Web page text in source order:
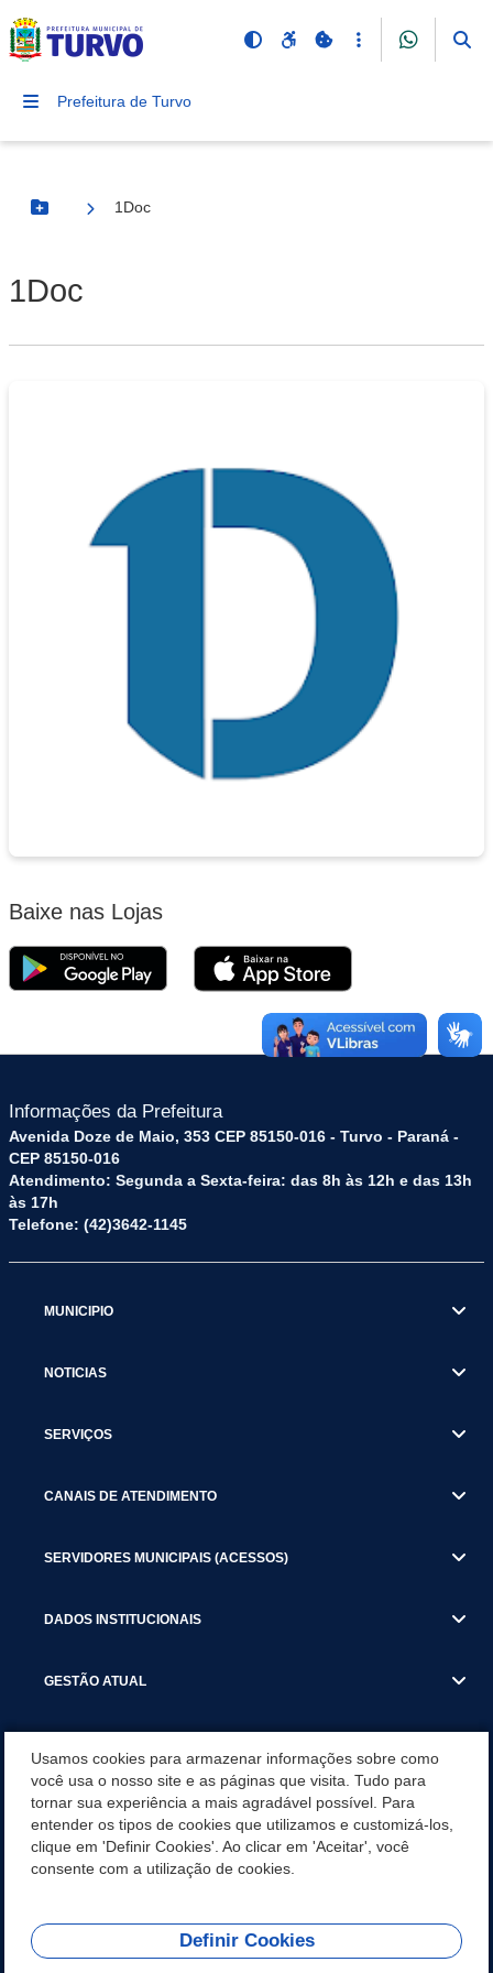
Prefeitura de Turvo
Botão Menu
1Doc
1Doc
Baixe nas Lojas
Baixar 1Doc no Google PlayBaixar 1Doc na App
Informações da Prefeitura
Avenida Doze de Maio, 353 CEP 85150-016 - Turvo - Paraná -
CEP 85150-016
Atendimento: Segunda a Sexta-feira: das 8h às 12h e das 13h
às 17h
Telefone: (42)3642-1145
MUNICIPIO
NOTICIAS
SERVIÇOS
CANAIS DE ATENDIMENTO
SERVIDORES MUNICIPAIS (ACESSOS)
DADOS INSTITUCIONAIS
GESTÃO ATUAL
PESQUISA DE SATISFAÇÃO DOS SERVIDORES - SISTEMAS E
SERVIÇOS DIGITAIS
APPS
REDES SOCIAIS
Usamos cookies para armazenar informações sobre como
você usa o nosso site e as páginas que visita. Tudo para
tornar sua experiência a mais agradável possível. Para
entender os tipos de cookies que utilizamos e customizá-los,
clique em 'Definir Cookies'. Ao clicar em 'Aceitar', você
consente com a utilização de cookies.
Definir Cookies